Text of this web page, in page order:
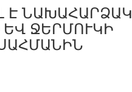
Է ՆԱԽԱՀԱՐՁԱԿ
ՋԵՐՄՈՒԿԻ